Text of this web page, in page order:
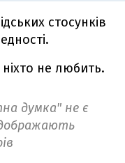
стосунків
ніхто не любить.
думка" не є